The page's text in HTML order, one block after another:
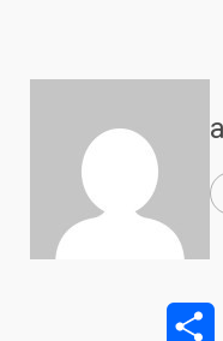
Messenger